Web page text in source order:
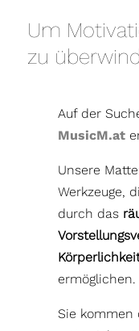
Um
zu
Auf der
MusicM.at
Unsere
Werkzeuge,
durch das
ermöglichen.
Sie kommen